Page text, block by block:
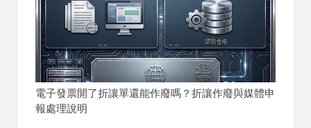
電子發票開了折讓單還能作廢嗎？折讓作廢與媒體申
報處理說明